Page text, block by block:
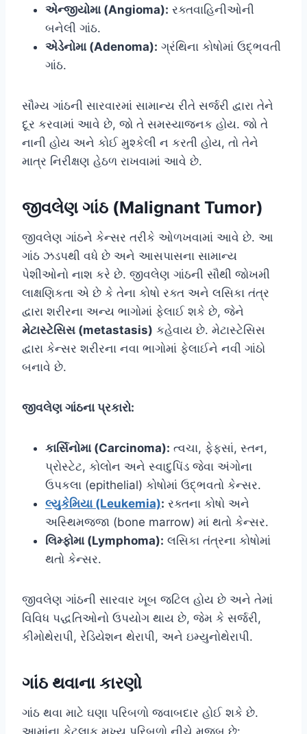
એન્જીયોમા (Angioma): રક્તવાહિનીઓની
બનેલી ગાંઠ.
એડેનોમા (Adenoma): ગ્રંથિના કોષોમાં ઉદ્ભવતી
ગાંઠ.
સૌમ્ય ગાંઠની સારવારમાં સામાન્ય રીતે સર્જરી દ્વારા તેને
દૂર કરવામાં આવે છે, જો તે સમસ્યાજનક હોય. જો તે
નાની હોય અને કોઈ મુશ્કેલી ન કરતી હોય, તો તેને
માત્ર નિરીક્ષણ હેઠળ રાખવામાં આવે છે.
જીવલેણ ગાંઠ (Malignant Tumor)
જીવલેણ ગાંઠને કેન્સર તરીકે ઓળખવામાં આવે છે. આ
ગાંઠ ઝડપથી વધે છે અને આસપાસના સામાન્ય
પેશીઓનો નાશ કરે છે. જીવલેણ ગાંઠની સૌથી જોખમી
લાક્ષણિકતા એ છે કે તેના કોષો રક્ત અને લસિકા તંત્ર
દ્વારા શરીરના અન્ય ભાગોમાં ફેલાઈ શકે છે, જેને
મેટાસ્ટેસિસ (metastasis) કહેવાય છે. મેટાસ્ટેસિસ
દ્વારા કેન્સર શરીરના નવા ભાગોમાં ફેલાઈને નવી ગાંઠો
બનાવે છે.
જીવલેણ ગાંઠના પ્રકારો:
કાર્સિનોમા (Carcinoma): ત્વચા, ફેફસાં, સ્તન,
પ્રોસ્ટેટ, કોલોન અને સ્વાદુપિંડ જેવા અંગોના
ઉપકલા (epithelial) કોષોમાં ઉદ્ભવતો કેન્સર.
લ્યુકેમિયા (Leukemia): રક્તના કોષો અને
અસ્થિમજ્જા (bone marrow) માં થતો કેન્સર.
લિમ્ફોમા (Lymphoma): લસિકા તંત્રના કોષોમાં
થતો કેન્સર.
જીવલેણ ગાંઠની સારવાર ખૂબ જટિલ હોય છે અને તેમાં
વિવિધ પદ્ધતિઓનો ઉપયોગ થાય છે, જેમ કે સર્જરી,
કીમોથેરાપી, રેડિયેશન થેરાપી, અને ઇમ્યુનોથેરાપી.
ગાંઠ થવાના કારણો
ગાંઠ થવા માટે ઘણા પરિબળો જવાબદાર હોઈ શકે છે.
આમાંના કેટલાક મુખ્ય પરિબળો નીચે મુજબ છે: